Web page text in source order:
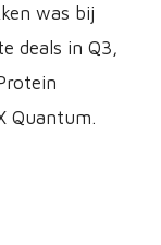
was bij
deals in Q3,
Quantum.